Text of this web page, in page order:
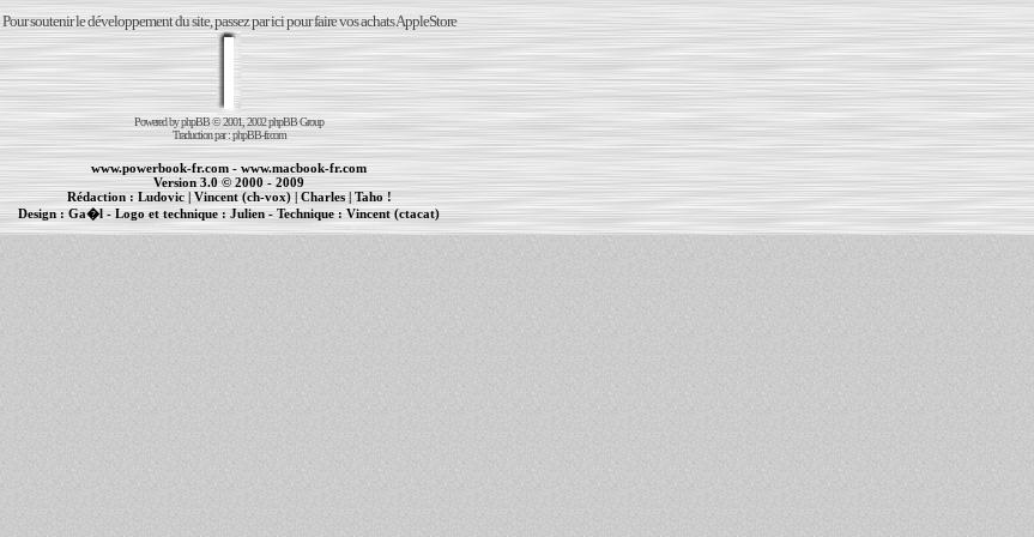
Pour soutenir le développement du site, passez par ici pour faire vos achats AppleStore
Powered byphpBB© 2001, 2002 phpBB Group
Traduction par :phpBB-fr.com
www.powerbook-fr.com - www.macbook-fr.com
Version 3.0 © 2000 - 2009
Rédaction : Ludovic|Vincent (ch-vox)| Charles|Taho !
Design :Ga�l - Logo et technique : Julien - Technique :Vincent (ctacat)
| | cr�ation de sites Internet